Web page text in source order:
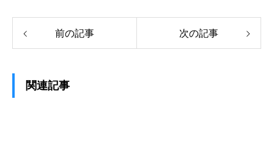
前の記事 次の記事
関連記事